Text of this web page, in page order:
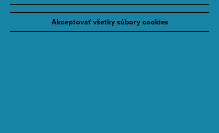
Akceptovať všetky súbory cookies